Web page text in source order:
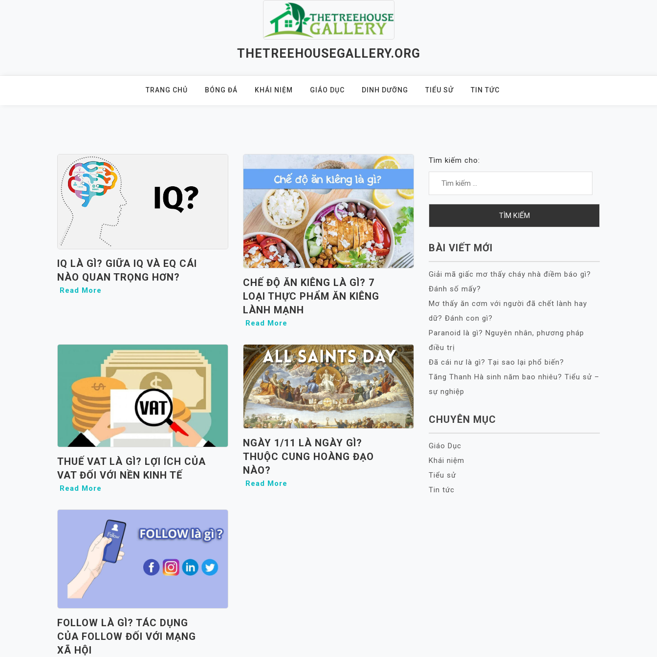
THETREEHOUSEGALLERY.ORG
TRANG CHỦ BÓNG ĐÁ KHÁI NIỆM GIÁO DỤC DINH DƯỠNG TIỂU SỬ TIN TỨC
IQ LÀ GÌ? GIỮA IQ VÀ EQ CÁI
NÀO QUAN TRỌNG HƠN?
Read More
CHẾ ĐỘ ĂN KIÊNG LÀ GÌ? 7
LOẠI THỰC PHẨM ĂN KIÊNG
LÀNH MẠNH
Read More
THUẾ VAT LÀ GÌ? LỢI ÍCH CỦA
VAT ĐỐI VỚI NỀN KINH TẾ
Read More
NGÀY 1/11 LÀ NGÀY GÌ?
THUỘC CUNG HOÀNG ĐẠO
NÀO?
Read More
FOLLOW LÀ GÌ? TÁC DỤNG
CỦA FOLLOW ĐỐI VỚI MẠNG
XÃ HỘI
Tìm kiếm cho:
BÀI VIẾT MỚI
Giải mã giấc mơ thấy cháy nhà điềm báo gì?
Đánh số mấy?
Mơ thấy ăn cơm với người đã chết lành hay
dữ? Đánh con gì?
Paranoid là gì? Nguyên nhân, phương pháp
điều trị
Đã cái nư là gì? Tại sao lại phổ biến?
Tăng Thanh Hà sinh năm bao nhiêu? Tiểu sử –
sự nghiệp
CHUYÊN MỤC
Giáo Dục
Khái niệm
Tiểu sử
Tin tức